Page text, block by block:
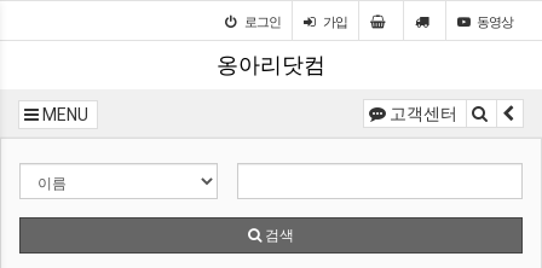
로그인 가입 동영상
옹아리닷컴
MENU 고객센터
검색